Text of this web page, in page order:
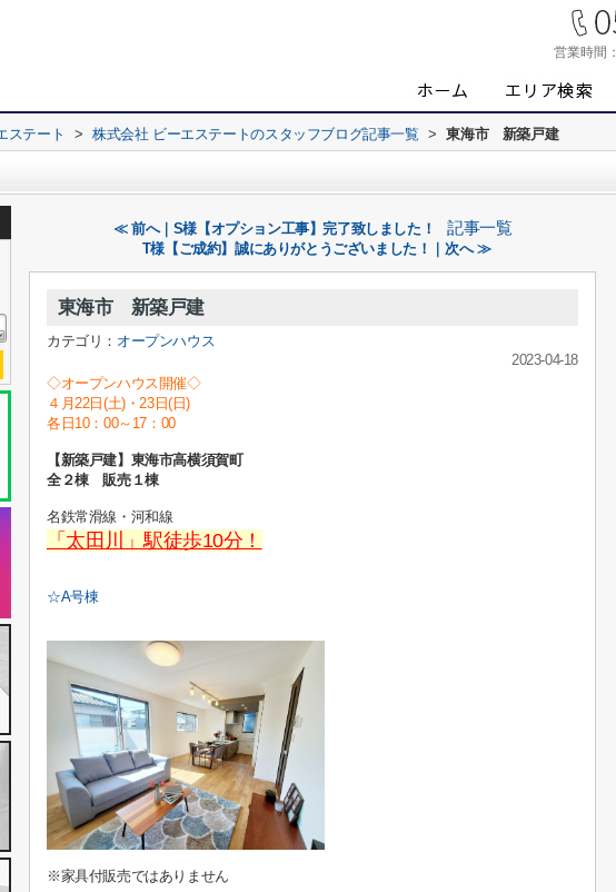
営業時間：
ステート > 株式会社 ビーエステートのスタッフブログ記事一覧 > 東海市 新築戸建
≪ 前へ｜S様【オプション工事】完了致しました！ 記事一覧
T様【ご成約】誠にありがとうございました！｜次へ ≫
東海市 新築戸建
カテゴリ： オープンハウス
2023-04-18
◇オープンハウス開催◇
４月22日(土)・23日(日)
各日10：00～17：00
【新築戸建】東海市高横須賀町
全２棟 販売１棟
名鉄常滑線・河和線
「太田川」駅徒歩10分！
☆A号棟
※家具付販売ではありません